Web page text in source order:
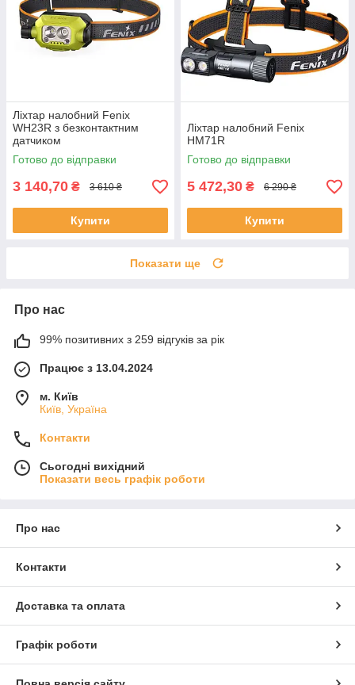
Ліхтар налобний Fenix
WH23R з безконтактним
датчиком
Готово до відправки
3 140,70 ₴ 3 610 ₴
Купити
Ліхтар налобний Fenix
HM71R
Готово до відправки
5 472,30 ₴ 6 290 ₴
Купити
Показати ще
Про нас
99% позитивних з 259 відгуків за рік
Працює з 13.04.2024
м. Київ
Київ, Україна
Контакти
Сьогодні вихідний
Показати весь графік роботи
Про нас
Контакти
Доставка та оплата
Графік роботи